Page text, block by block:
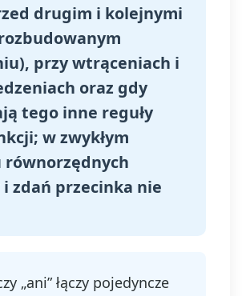
drugim i kolejnymi
przy wtrąceniach i
oraz gdy
tego inne reguły
w zwykłym
równorzędnych
i zdań przecinka nie
„ani” łączy pojedyncze